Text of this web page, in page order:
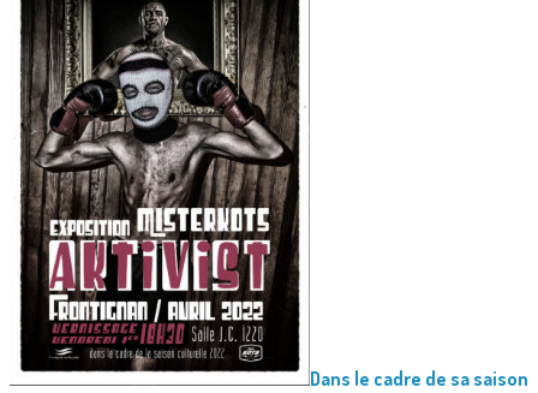
Dans le cadre de sa saison